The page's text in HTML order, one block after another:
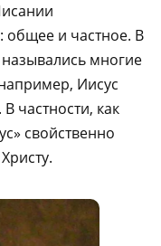
общее и частное. В
многие
Иисус
частности, как
свойственно